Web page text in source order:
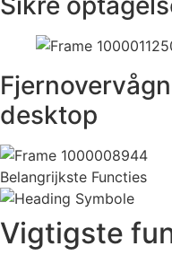
desktop
Belangrijkste Functies
Vigtigste